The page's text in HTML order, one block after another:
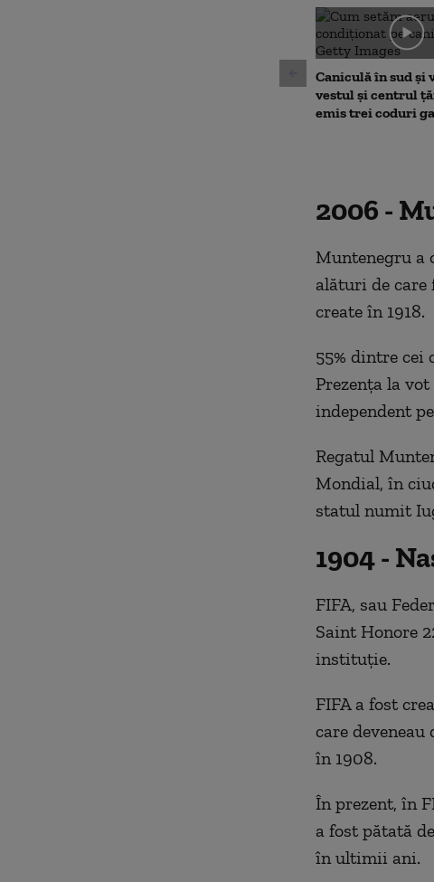
0
secondsVolume
90%
Caniculă în sud și
vestul și centrul
emis trei coduri
2006 -
Muntenegru a
alături de
create în 1918.
55% dintre cei
Prezența la
independent
Regatul
Mondial, în
statul numit
1904 -
FIFA, sau
Saint Honore
instituție.
FIFA a fost
care
în 1908.
În prezent, în
a fost pătată
în ultimii ani.